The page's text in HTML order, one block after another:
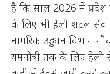
है कि साल 2026 में प्रदेश
के लिए भी हेली शटल
नागरिक उड्डयन विभाग
यमनोत्री तक के लिए हेली